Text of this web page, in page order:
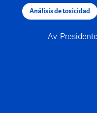
Análisis de toxicidad
Av.